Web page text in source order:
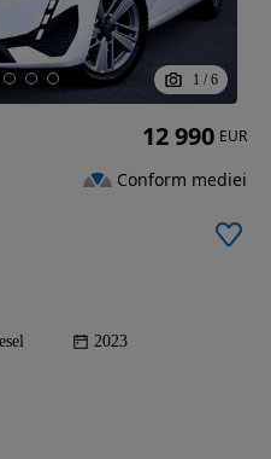
1 / 6
2023
12 990 EUR
Conform mediei